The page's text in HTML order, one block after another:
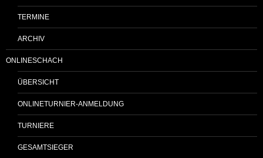
TERMINE
ARCHIV
ONLINESCHACH
ÜBERSICHT
ONLINETURNIER-ANMELDUNG
TURNIERE
GESAMTSIEGER